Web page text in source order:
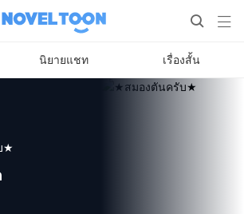
 
นิยายแชท เรื่องสั้น
★